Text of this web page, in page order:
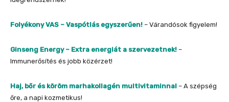
Folyékony VAS – Vaspótlás egyszerűen! – Várandósok figyelem!
Ginseng Energy – Extra energiát a szervezetnek! –
Immunerősítés és jobb közérzet!
Haj, bőr és köröm marhakollagén multivitaminnal – A szépség
őre, a napi kozmetikus!